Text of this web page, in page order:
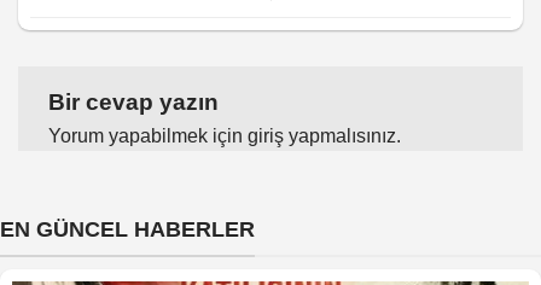
Bir cevap yazın
Yorum yapabilmek için giriş yapmalısınız.
EN GÜNCEL HABERLER